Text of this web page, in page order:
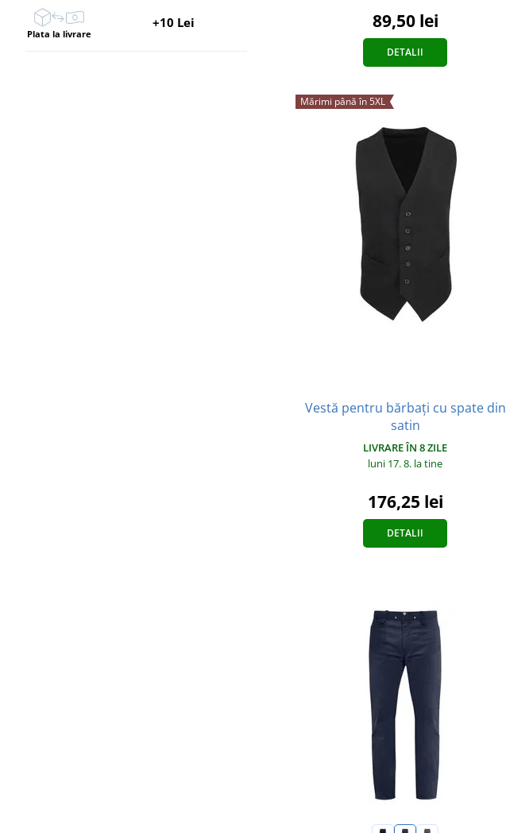
Plata la livrare
+10 Lei 89,50 lei
DETALII
Mărimi până în 5XL
Vestă pentru bărbați cu spate din
satin
LIVRARE ÎN 8 ZILE
luni 17. 8. la tine
176,25 lei
DETALII